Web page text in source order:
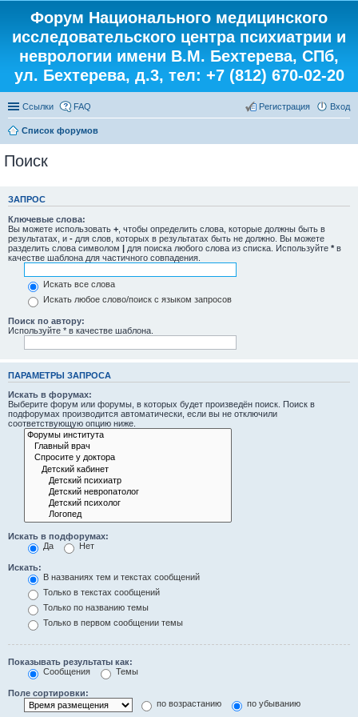
Форум Национального медицинского
исследовательского центра психиатрии и
неврологии имени В.М. Бехтерева, СПб,
ул. Бехтерева, д.3, тел: +7 (812) 670-02-20
Ссылки FAQ Вход
Регистрация
Список форумов
Поиск
ЗАПРОС
Ключевые слова:
Вы можете использовать + , чтобы определить слова, которые должны быть в
результатах, и - для слов, которых в результатах быть не должно. Вы можете
разделить слова символом | для поиска любого слова из списка. Используйте * в
качестве шаблона для частичного совпадения.
Искать все слова
Искать любое слово/поиск с языком запросов
Поиск по автору:
Используйте * в качестве шаблона.
ПАРАМЕТРЫ ЗАПРОСА
Искать в форумах:
Выберите форум или форумы, в которых будет произведён поиск. Поиск в
подфорумах производится автоматически, если вы не отключили
соответствующую опцию ниже.
Искать в подфорумах:
Да
Нет
Искать:
В названиях тем и текстах сообщений
Только в текстах сообщений
Только по названию темы
Только в первом сообщении темы
Показывать результаты как:
Сообщения
Темы
Поле сортировки:
по возрастанию
по убыванию